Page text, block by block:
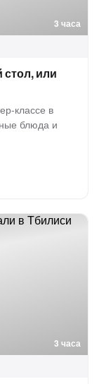
3 часа
стол, или
классе в
блюда и
3 часа